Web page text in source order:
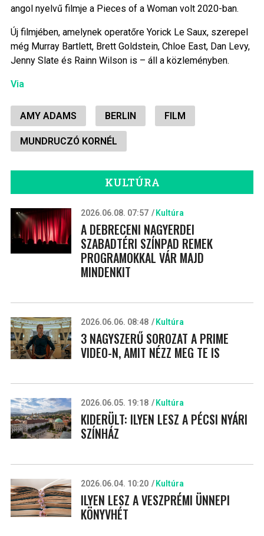
angol nyelvű filmje a Pieces of a Woman volt 2020-ban.
Új filmjében, amelynek operatőre Yorick Le Saux, szerepel
még Murray Bartlett, Brett Goldstein, Chloe East, Dan Levy,
Jenny Slate és Rainn Wilson is – áll a közleményben.
Via
AMY ADAMS BERLIN FILM
MUNDRUCZÓ KORNÉL
KULTÚRA
2026.06.08. 07:57 Kultúra
A DEBRECENI NAGYERDEI
SZABADTÉRI SZÍNPAD REMEK
PROGRAMOKKAL VÁR MAJD
MINDENKIT
2026.06.06. 08:48 Kultúra
3 NAGYSZERŰ SOROZAT A PRIME
VIDEO-N, AMIT NÉZZ MEG TE IS
2026.06.05. 19:18 Kultúra
KIDERÜLT: ILYEN LESZ A PÉCSI NYÁRI
SZÍNHÁZ
2026.06.04. 10:20 Kultúra
ILYEN LESZ A VESZPRÉMI ÜNNEPI
KÖNYVHÉT